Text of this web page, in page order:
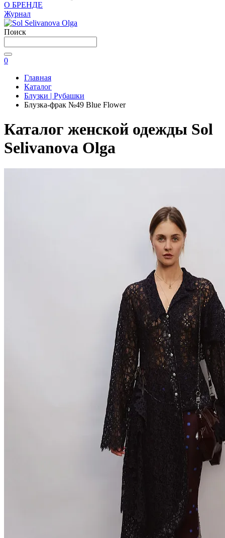
О БРЕНДЕ
Журнал
Поиск
0
Главная
Каталог
Блузки | Рубашки
Блузка-фрак №49 Blue Flower
Каталог женской одежды Sol
Selivanova Olga